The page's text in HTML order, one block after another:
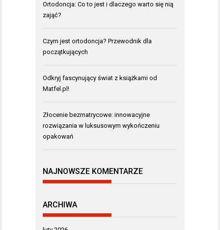
Ortodoncja: Co to jest i dlaczego warto się nią
zająć?
Czym jest ortodoncja? Przewodnik dla
początkujących
Odkryj fascynujący świat z książkami od
Matfel.pl!
Złocenie bezmatrycowe: innowacyjne
rozwiązania w luksusowym wykończeniu
opakowań
NAJNOWSZE KOMENTARZE
ARCHIWA